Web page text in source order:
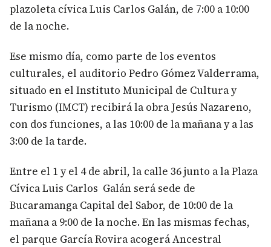
plazoleta cívica Luis Carlos Galán, de 7:00 a 10:00
de la noche.
Ese mismo día, como parte de los eventos
culturales, el auditorio Pedro Gómez Valderrama,
situado en el Instituto Municipal de Cultura y
Turismo (IMCT) recibirá la obra Jesús Nazareno,
con dos funciones, a las 10:00 de la mañana y a las
3:00 de la tarde.
Entre el 1 y el 4 de abril, la calle 36 junto a la Plaza
Cívica Luis Carlos Galán será sede de
Bucaramanga Capital del Sabor, de 10:00 de la
mañana a 9:00 de la noche. En las mismas fechas,
el parque García Rovira acogerá Ancestral